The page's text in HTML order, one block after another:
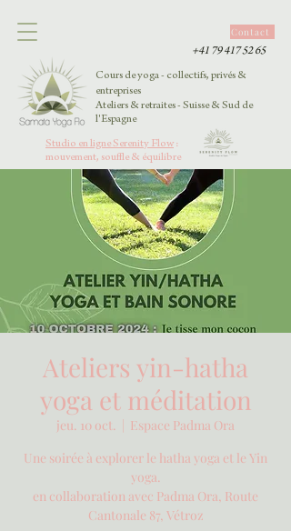
Contact
+41 79 417 52 65
Cours de yoga - collectifs, privés &
entreprises
Ateliers & retraites - Suisse & Sud de
l'Espagne
Studio en ligne Serenity Flow :
mouvement, souffle & équilibre
Ateliers yin-hatha
yoga et méditation
jeu. 10 oct.
  |
Espace Padma Ora
Une soirée à explorer le hatha yoga et le Yin
yoga.
en collaboration avec Padma Ora, Route
Cantonale 87, Vétroz